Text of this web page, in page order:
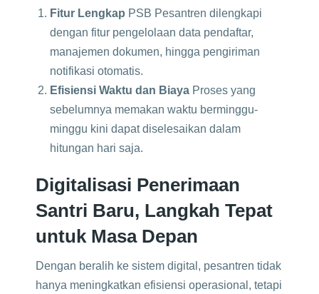
Fitur Lengkap PSB Pesantren dilengkapi
dengan fitur pengelolaan data pendaftar,
manajemen dokumen, hingga pengiriman
notifikasi otomatis.
Efisiensi Waktu dan Biaya Proses yang
sebelumnya memakan waktu berminggu-
minggu kini dapat diselesaikan dalam
hitungan hari saja.
Digitalisasi Penerimaan
Santri Baru, Langkah Tepat
untuk Masa Depan
Dengan beralih ke sistem digital, pesantren tidak
hanya meningkatkan efisiensi operasional, tetapi